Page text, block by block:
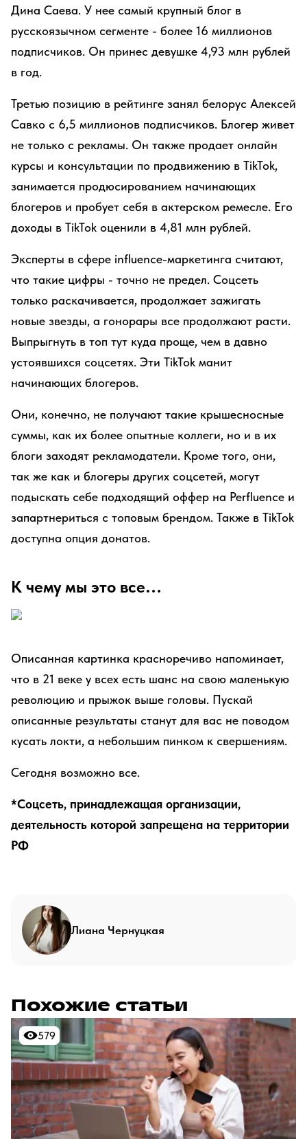
Дина Саева. У нее самый крупный блог в
русскоязычном сегменте - более 16 миллионов
подписчиков. Он принес девушке 4,93 млн рублей
в год.
Третью позицию в рейтинге занял белорус Алексей
Савко с 6,5 миллионов подписчиков. Блогер живет
не только с рекламы. Он также продает онлайн
курсы и консультации по продвижению в TikTok,
занимается продюсированием начинающих
блогеров и пробует себя в актерском ремесле. Его
доходы в TikTok оценили в 4,81 млн рублей.
Эксперты в сфере influence-маркетинга считают,
что такие цифры - точно не предел. Соцсеть
только раскачивается, продолжает зажигать
новые звезды, а гонорары все продолжают расти.
Выпрыгнуть в топ тут куда проще, чем в давно
устоявшихся соцсетях. Эти TikTok манит
начинающих блогеров.
Они, конечно, не получают такие крышесносные
суммы, как их более опытные коллеги, но и в их
блоги заходят рекламодатели. Кроме того, они,
так же как и блогеры других соцсетей, могут
подыскать себе подходящий оффер на Perfluence и
запартнериться с топовым брендом. Также в TikTok
доступна опция донатов.
К чему мы это все…
Описанная картинка красноречиво напоминает,
что в 21 веке у всех есть шанс на свою маленькую
революцию и прыжок выше головы. Пускай
описанные результаты станут для вас не поводом
кусать локти, а небольшим пинком к свершениям.
Сегодня возможно все.
*Соцсеть, принадлежащая организации,
деятельность которой запрещена на территории
РФ
Лиана Чернуцкая
Похожие статьи
579
579